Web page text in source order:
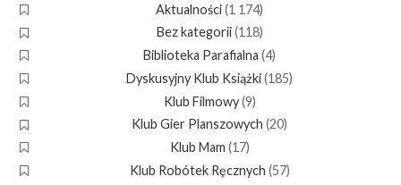
Aktualności(1 174)
Bez kategorii(118)
Biblioteka Parafialna (4)
Dyskusyjny Klub Książki(185)
Klub Filmowy(9)
Klub Gier Planszowych (20)
Klub Mam (17)
Klub Robótek Ręcznych (57)